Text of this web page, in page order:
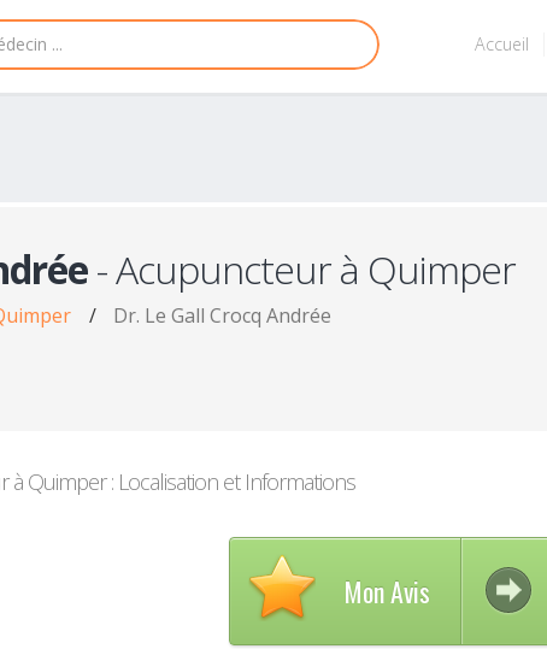
Accueil
- Acupuncteur à Quimper
/ Dr. Le Gall Crocq Andrée
à Quimper : Localisation et Informations
Mon Avis